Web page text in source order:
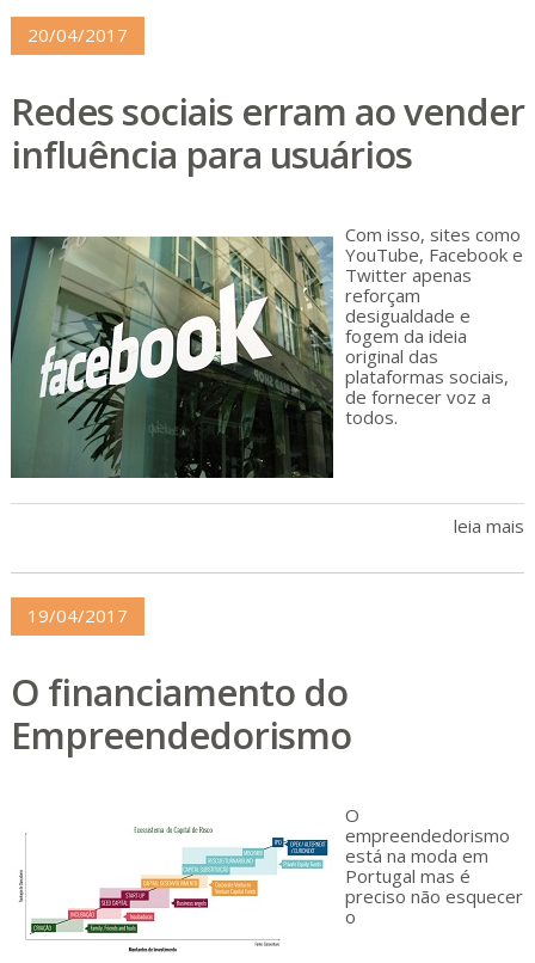
20/04/2017
Redes sociais erram ao vender
influência para usuários
Com isso, sites como
YouTube, Facebook e
Twitter apenas
reforçam
desigualdade e
fogem da ideia
original das
plataformas sociais,
de fornecer voz a
todos.
leia mais
19/04/2017
O financiamento do
Empreendedorismo
O
empreendedorismo
está na moda em
Portugal mas é
preciso não esquecer
o